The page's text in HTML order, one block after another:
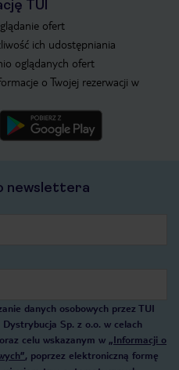
TUI
ofert
ich udostępniania
oglądanych ofert
o Twojej rezerwacji w
newslettera
danych osobowych przez TUI
Dystrybucja Sp. z o.o. w celach
celu wskazanym w „Informacji o
, poprzez elektroniczną formę